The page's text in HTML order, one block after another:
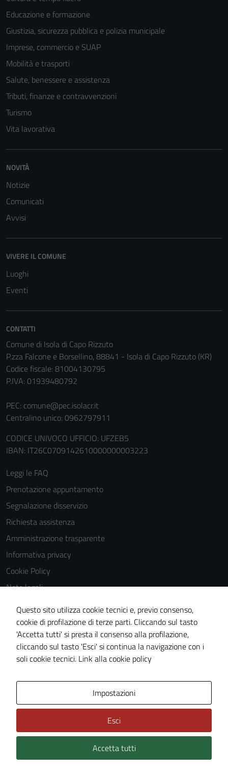
Educazione e formazione
Giustizia, sicurezza pubblica e polizia municipale
Imprese, commercio e SUAP
Mobilità e trasporti
Salute, benessere e assistenza
Tributi, finanze e contravvenzioni
Turismo
Vita lavorativa
NOVITÀ
Notizie
Comunicati
Avvisi
VIVERE IL COMUNE
Luoghi
Eventi
CONTATTI
Comune di Isola di Capo Rizzuto
P.zza Falcone e Borsellino, 88841 - Isola di Capo Rizzuto (KR)
Codice fiscale: 81004130795
P.IVA: 01939480792
PEC: comune@pec.isolacr.it
Centralino unico: 0962797911
CODICE UNIVOCO UFFICIO: UFZEB5
IBAN: IT26C0709142610000000003223
Leggi le FAQ
Prenotazione appuntamento
Segnalazione disservizio
Richiesta assistenza
Amministrazione trasparente
Informativa privacy
Cookie Policy
Note legali
Obiettivi di accessibilità
Dichiarazione di accessibilità
Piano di miglioramento del sito
Whistleblowing
Media policy
Technical Design s.r.l.
Questo sito utilizza cookie tecnici e, previo consenso,
cookie di profilazione di terze parti. Cliccando sul tasto
'Accetta tutti' si presta il consenso alla profilazione,
cliccando sul tasto 'Esci' si continua la navigazione con i
soli cookie tecnici. Link alla cookie policy
Impostazioni
Esci
Accetta tutti
sono necessari
non raccolgono
(si veda la
estesa per i
dettagli) e
possono
essere
utilizzati
profilazione.
La
disabilitazione
cookies può
peggiore la